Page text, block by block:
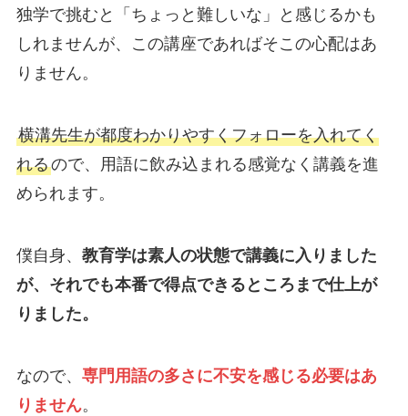
独学で挑むと「ちょっと難しいな」と感じるかも
しれませんが、この講座であればそこの心配はあ
りません。
横溝先生が都度わかりやすくフォローを入れてく
れるので、用語に飲み込まれる感覚なく講義を進
められます。
僕自身、 教育学は素人の状態で講義に入りました
が、それでも本番で得点できるところまで仕上が
りました。
なので、 専門用語の多さに不安を感じる必要はあ
りません。